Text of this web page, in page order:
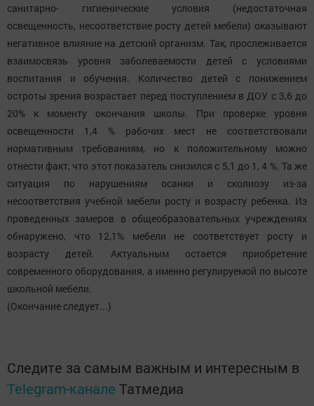
санитарно- гигиенические условия (недостаточная
освещенность, несоответствие росту детей мебели) оказывают
негативное влияние на детский организм. Так, прослеживается
взаимосвязь уровня заболеваемости детей с условиями
воспитания и обучения. Количество детей с понижением
остроты зрения возрастает перед поступлением в ДОУ с 3,6 до
20% к моменту окончания школы. При проверке уровня
освещенности 1,4 % рабочих мест не соответствовали
нормативным требованиям, но к положительному можно
отнести факт, что этот показатель снизился с 5,1 до 1, 4 %. Та же
ситуация по нарушениям осанки и сколиозу из-за
несоответствия учебной мебели росту и возрасту ребенка. Из
проведенных замеров в общеобразовательных учреждениях
обнаружено, что 12,1% мебели не соответствует росту и
возрасту детей. Актуальным остается приобретение
современного оборудования, а именно регулируемой по высоте
школьной мебели.
(Окончание следует...)
Следите за самым важным и интересным в
Telegram-канале Татмедиа